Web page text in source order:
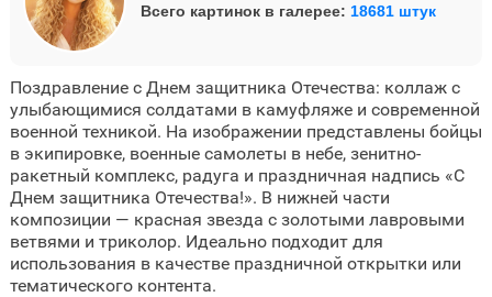
Всего картинок в галерее: 18681 штук
Поздравление с Днем защитника Отечества: коллаж с
улыбающимися солдатами в камуфляже и современной
военной техникой. На изображении представлены бойцы
в экипировке, военные самолеты в небе, зенитно-
ракетный комплекс, радуга и праздничная надпись «С
Днем защитника Отечества!». В нижней части
композиции — красная звезда с золотыми лавровыми
ветвями и триколор. Идеально подходит для
использования в качестве праздничной открытки или
тематического контента.